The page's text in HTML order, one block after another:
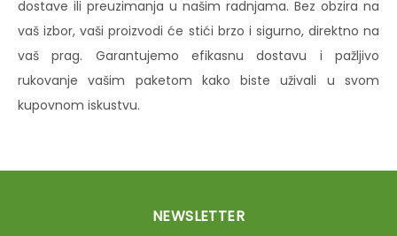
dostave ili preuzimanja u našim radnjama. Bez obzira na
vaš izbor, vaši proizvodi će stići brzo i sigurno, direktno na
vaš prag. Garantujemo efikasnu dostavu i pažljivo
rukovanje vašim paketom kako biste uživali u svom
kupovnom iskustvu.
NEWSLETTER